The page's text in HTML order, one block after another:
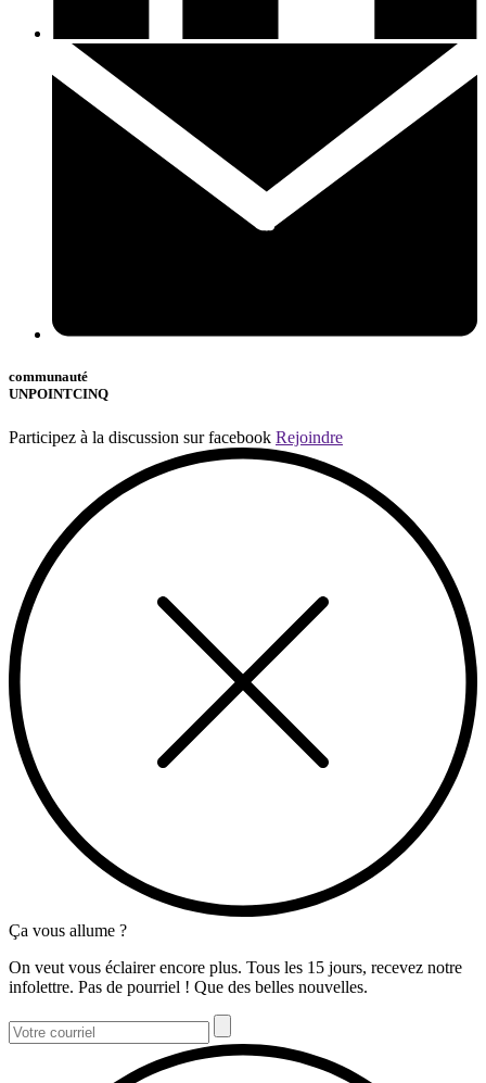
communauté
UNPOINTCINQ
Participez à la discussion sur facebook Rejoindre
Ça vous allume ?
On veut vous éclairer encore plus. Tous les 15 jours, recevez notre
infolettre. Pas de pourriel ! Que des belles nouvelles.